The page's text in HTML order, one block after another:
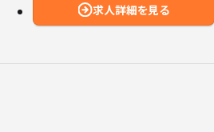
求人詳細を見る